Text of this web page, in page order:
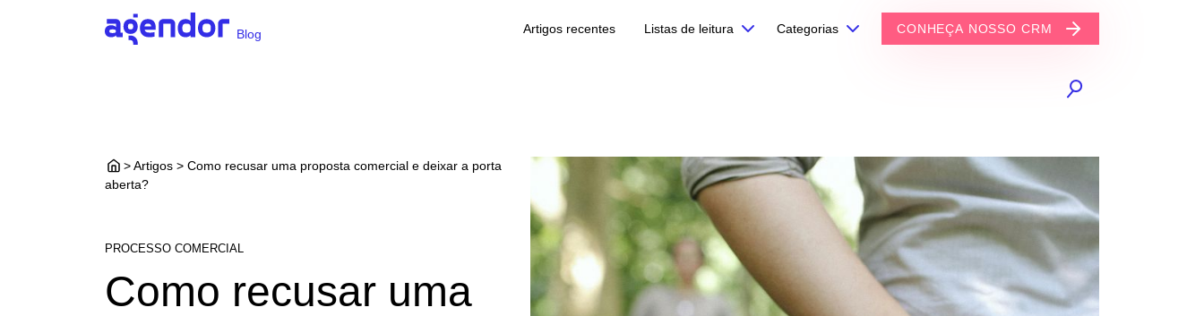
Blog Artigos recentes Listas de leitura Categorias CONHEÇA NOSSO CRM
> Artigos > Como recusar uma proposta comercial e deixar a porta
aberta?
PROCESSO COMERCIAL
Como recusar uma